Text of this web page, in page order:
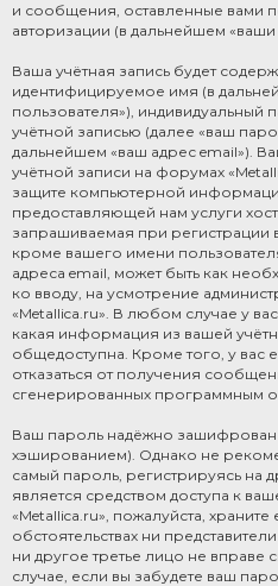
и сообщения, оставленные вами
авторизации (в дальнейшем
Ваша учётная запись будет
идентифицируемое имя (в
пользователя»), индивидуальный
учётной записью (далее «ваш
дальнейшем «ваш адрес email»).
учётной записи на форумах
защите компьютерной
предоставляющей нам услуги
запрашиваемая при регистрации
кроме вашего имени
адреса email, может быть как
ко вводу, на усмотрение
«Metallica.ru». В любом случае у
какая информация из вашей
общедоступна. Кроме того, у вас
отказаться от получения
сгенерированных программным
Ваш пароль надёжно
хэшированием). Однако не
самый пароль, регистрируясь на
является средством доступа к
«Metallica.ru», пожалуйста,
обстоятельствах ни
ни другое третье лицо не вправе
случае, если вы забудете ваш